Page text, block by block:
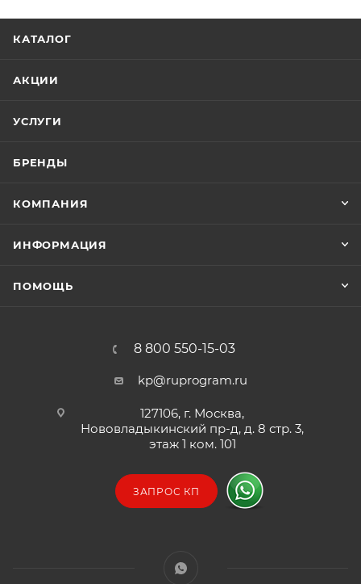
КАТАЛОГ
АКЦИИ
УСЛУГИ
БРЕНДЫ
КОМПАНИЯ
ИНФОРМАЦИЯ
ПОМОЩЬ
8 800 550-15-03
kp@ruprogram.ru
127106, г. Москва,
Нововладыкинский пр-д, д. 8 стр. 3,
этаж 1 ком. 101
ЗАПРОС КП